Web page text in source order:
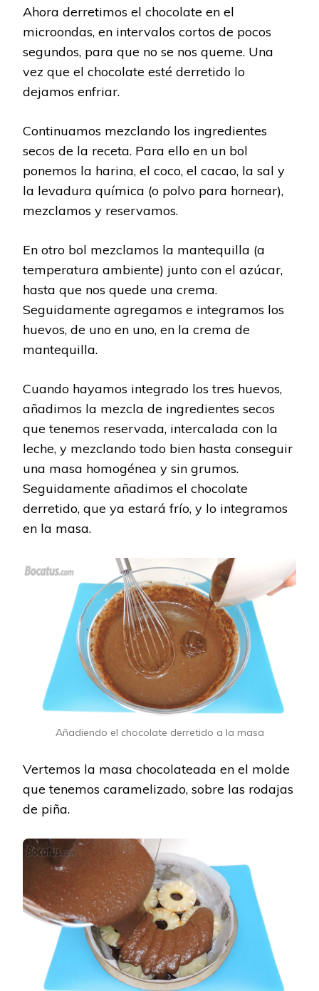
Ahora derretimos el chocolate en el
microondas, en intervalos cortos de pocos
segundos, para que no se nos queme. Una
vez que el chocolate esté derretido lo
dejamos enfriar.
Continuamos mezclando los ingredientes
secos de la receta. Para ello en un bol
ponemos la harina, el coco, el cacao, la sal y
la levadura química (o polvo para hornear),
mezclamos y reservamos.
En otro bol mezclamos la mantequilla (a
temperatura ambiente) junto con el azúcar,
hasta que nos quede una crema.
Seguidamente agregamos e integramos los
huevos, de uno en uno, en la crema de
mantequilla.
Cuando hayamos integrado los tres huevos,
añadimos la mezcla de ingredientes secos
que tenemos reservada, intercalada con la
leche, y mezclando todo bien hasta conseguir
una masa homogénea y sin grumos.
Seguidamente añadimos el chocolate
derretido, que ya estará frío, y lo integramos
en la masa.
Añadiendo el chocolate derretido a la masa
Vertemos la masa chocolateada en el molde
que tenemos caramelizado, sobre las rodajas
de piña.